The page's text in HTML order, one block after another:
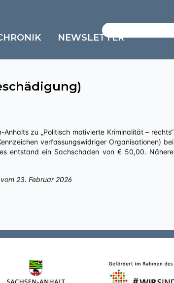
NEWSLETTER
verfassungswidriger Organisationen) bei
entstand ein Sachschaden von € 50,00. Nähere
23. Februar 2026